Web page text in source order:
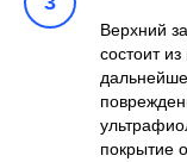
Верхний
состоит
покрытие